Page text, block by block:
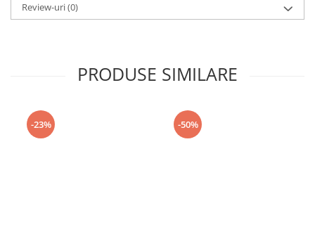
Review-uri(0)
PRODUSE SIMILARE
-23% -50%